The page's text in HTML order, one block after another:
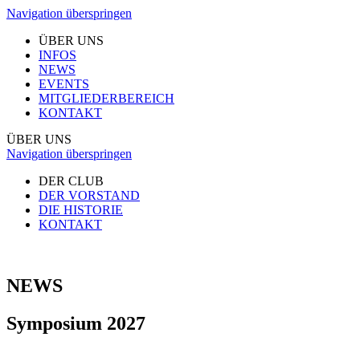
Navigation überspringen
ÜBER UNS
INFOS
NEWS
EVENTS
MITGLIEDERBEREICH
KONTAKT
ÜBER UNS
Navigation überspringen
DER CLUB
DER VORSTAND
DIE HISTORIE
KONTAKT
NEWS
Symposium 2027